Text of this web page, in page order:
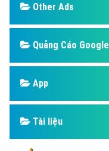
Other Ads
Quảng Cáo Google
App
Tài liệu